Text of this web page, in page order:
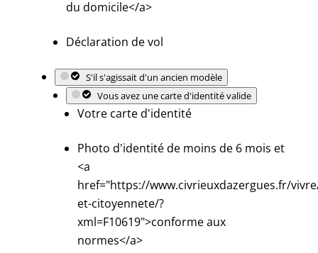
du domicile</a>
Déclaration de vol
S'il s'agissait d'un ancien modèle
Vous avez une carte d'identité valide
Votre carte d'identité
Photo d'identité de moins de 6 mois et
<a
href="https://www.civrieuxdazergues.fr/
et-citoyennete/?
xml=F10619">conforme aux
normes</a>